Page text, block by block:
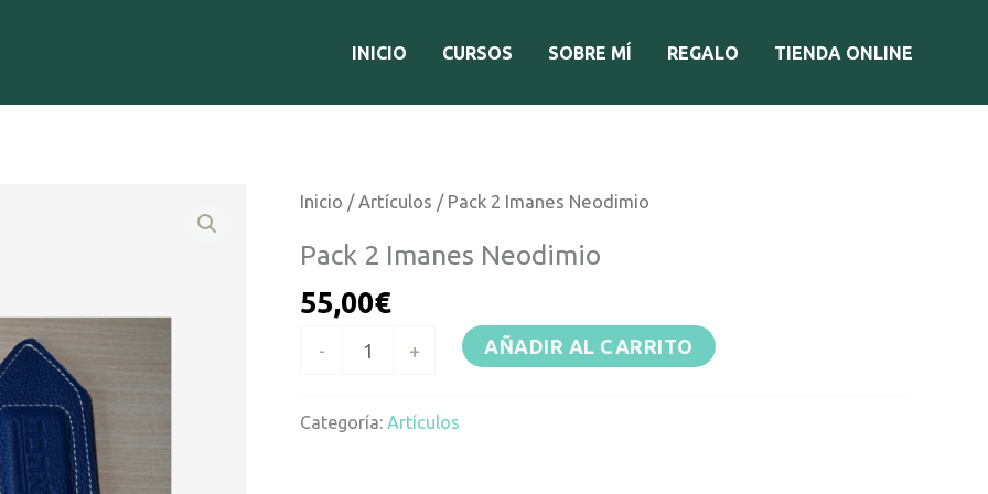
INICIO CURSOS SOBRE MÍ REGALO TIENDA ONLINE
Inicio /Artículos / Pack 2 Imanes Neodimio
Pack 2 Imanes Neodimio
55,00€
-
Pack
Imanes
Neodimio
cantidad
+ AÑADIR AL CARRITO
Categoría: Artículos